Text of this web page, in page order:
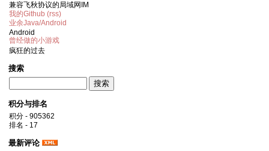
兼容飞秋协议的局域网IM
我的Github (rss)
业余Java/Android
Android
曾经做的小游戏
疯狂的过去
搜索
积分与排名
积分 - 905362
排名 - 17
最新评论